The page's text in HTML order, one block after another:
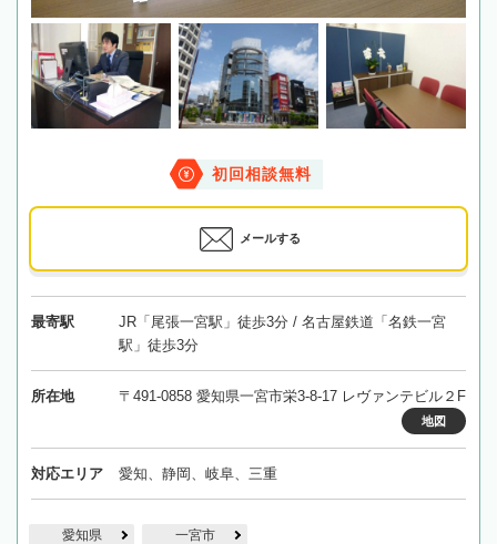
初回相談無料
メールする
最寄駅
JR「尾張一宮駅」徒歩3分 / 名古屋鉄道「名鉄一宮
駅」徒歩3分
所在地 〒491-0858 愛知県一宮市栄3-8-17 レヴァンテビル２F
地図
対応エリア 愛知、静岡、岐阜、三重
愛知県 一宮市